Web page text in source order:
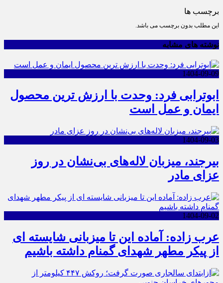
برچسب ها
این مطلب بدون برچسب می باشد.
نوشته های مشابه
1404-09-09
ابوترابی فرد: وحدت با ارزش ترین محصول
ایمان و عمل است
1404-09-03
بیرجند، میزبان لاله‌های بی‌نشان در روز
عزای مادر
1404-09-02
عرب زاده: آماده این تا میزبانی شایسته ای
از پیکر مطهر شهدای گمنام داشته باشیم